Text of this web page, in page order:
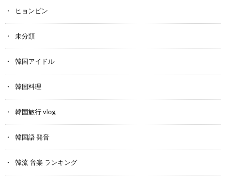
ヒョンビン
未分類
韓国アイドル
韓国料理
韓国旅行 vlog
韓国語 発音
韓流 音楽 ランキング